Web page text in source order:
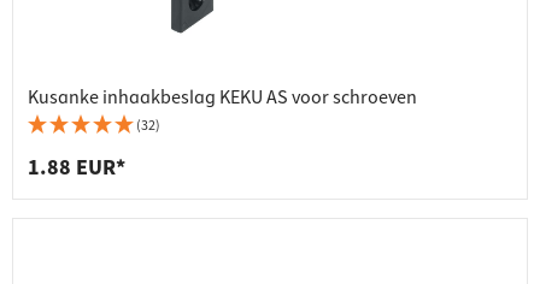
Kusanke inhaakbeslag KEKU AS voor schroeven
(32)
1.88 EUR*